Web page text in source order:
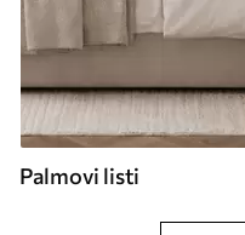
Palmovi listi